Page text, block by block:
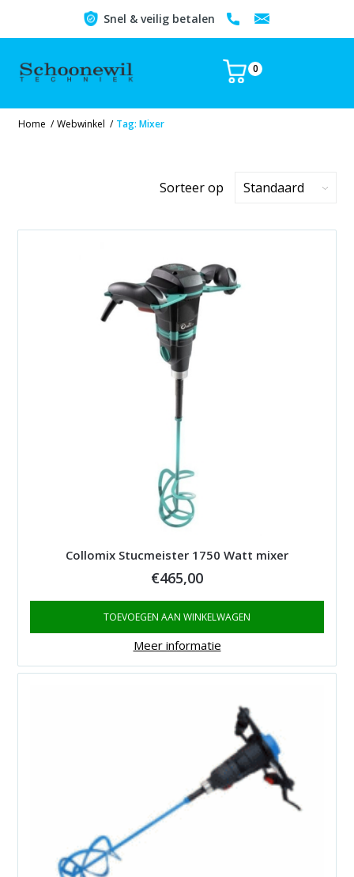
Snel & veilig betalen
0
Home / Webwinkel / Tag: Mixer
Sorteer op Standaard
Collomix Stucmeister 1750 Watt mixer
€465,00
TOEVOEGEN AAN WINKELWAGEN
Meer informatie